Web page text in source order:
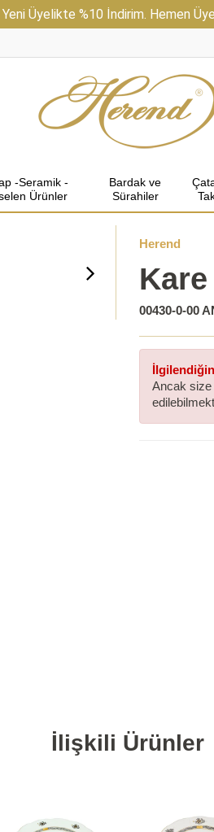
Yeni Üyelikte %10 İndirim. Hemen
-Seramik -
Ürünler
Bardak ve
Sürahiler
Herend
00430-0-00
Ancak size
İlişkili Ürünler